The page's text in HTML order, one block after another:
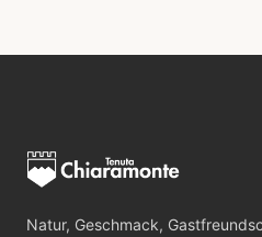
Natur, Geschmack,